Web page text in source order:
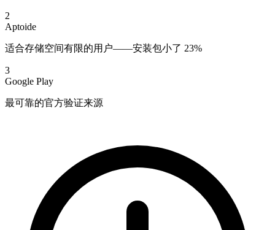
2
Aptoide
适合存储空间有限的用户——安装包小了 23%
3
Google Play
最可靠的官方验证来源